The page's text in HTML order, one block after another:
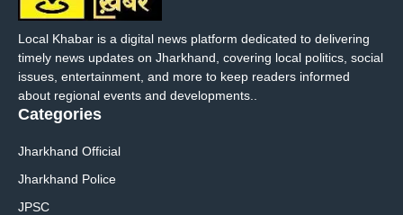
Local Khabar is a digital news platform dedicated to delivering
timely news updates on Jharkhand, covering local politics, social
issues, entertainment, and more to keep readers informed
about regional events and developments..
Categories
Jharkhand Official
Jharkhand Police
JPSC